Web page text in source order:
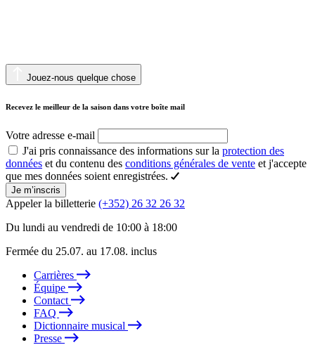
Jouez-nous quelque chose
Recevez le meilleur de la saison dans votre boîte mail
Votre adresse e-mail
J'ai pris connaissance des informations sur la protection des
données et du contenu des conditions générales de vente et j'accepte
que mes données soient enregistrées.
Je m’inscris
Appeler la billetterie (+352) 26 32 26 32
Du lundi au vendredi de 10:00 à 18:00
Fermée du 25.07. au 17.08. inclus
Carrières
Équipe
Contact
FAQ
Dictionnaire musical
Presse